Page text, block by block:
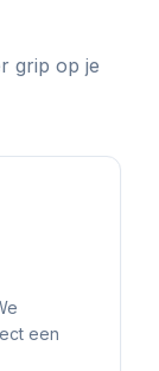
grip op je
een